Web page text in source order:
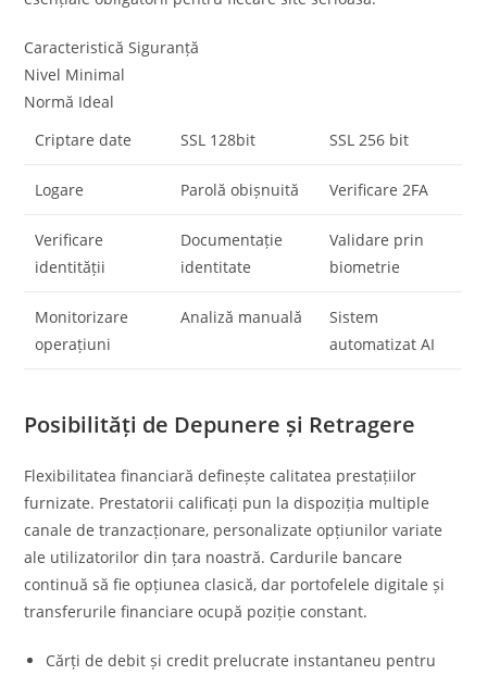
Caracteristică Siguranță
Nivel Minimal
Normă Ideal
Criptare date
SSL 128bit SSL 256 bit
Logare Parolă obișnuită Verificare 2FA
Verificare
identității
Documentație
identitate
Validare prin
biometrie
Monitorizare
operațiuni
Analiză manuală
Sistem
automatizat AI
Posibilități de Depunere și Retragere
Flexibilitatea financiară definește calitatea prestațiilor
furnizate. Prestatorii calificați pun la dispoziția multiple
canale de tranzacționare, personalizate opțiunilor variate
ale utilizatorilor din țara noastră. Cardurile bancare
continuă să fie opțiunea clasică, dar portofelele digitale și
transferurile financiare ocupă poziție constant.
Cărți de debit și credit prelucrate instantaneu pentru